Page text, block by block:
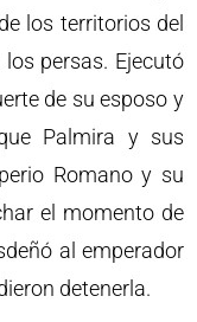
los territorios del
persas. Ejecutó
de su esposo y
Palmira y sus
Romano y su
el momento de
al emperador
detenerla.